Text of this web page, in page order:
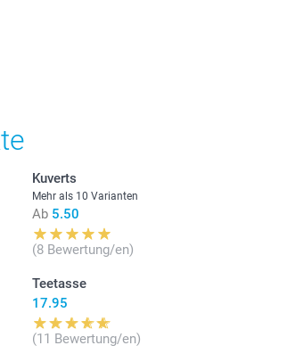
g
Papier, 300 g
300 g
Kuverts
Mehr als 10 Varianten
Ab 5.50
(8 Bewertung/en)
Teetasse
17.95
(11 Bewertung/en)